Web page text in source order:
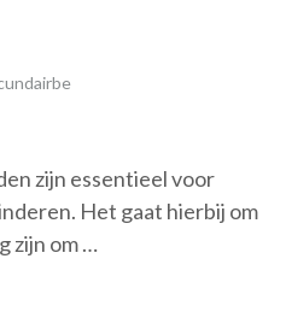
zijn essentieel voor
Het gaat hierbij om
zijn om …